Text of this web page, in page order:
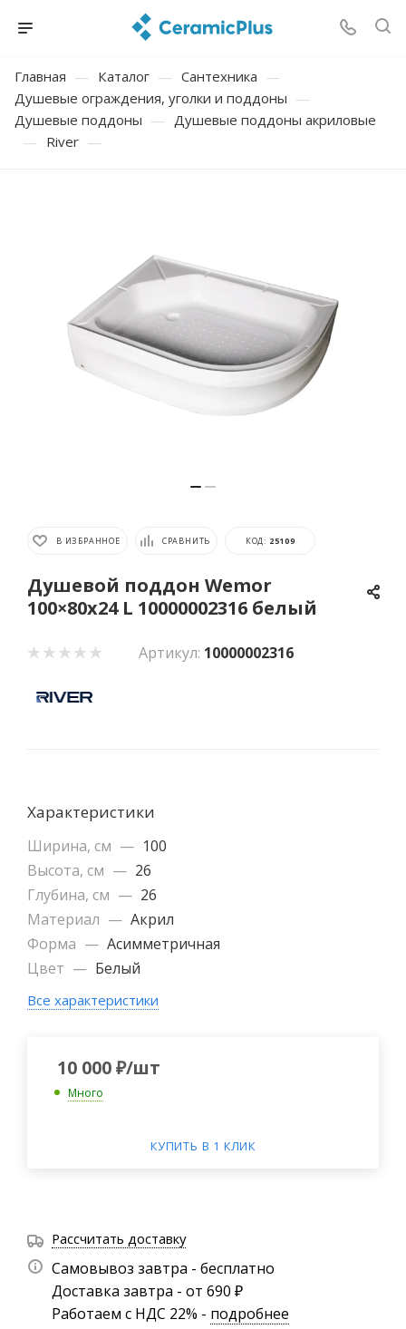
Главная — Каталог — Сантехника —
Душевые ограждения, уголки и поддоны —
Душевые поддоны — Душевые поддоны акриловые
— River —
В ИЗБРАННОЕ СРАВНИТЬ КОД: 25109
Душевой поддон Wemor
100×80x24 L 10000002316 белый
Артикул: 10000002316
Характеристики
Ширина, см — 100
Высота, см — 26
Глубина, см — 26
Материал — Акрил
Форма — Асимметричная
Цвет — Белый
Все характеристики
10 000₽/шт
Много
КУПИТЬ В 1 КЛИК
Рассчитать доставку
Самовывоз завтра - бесплатно
Доставка завтра - от 690 ₽
Работаем с НДС 22% - подробнее